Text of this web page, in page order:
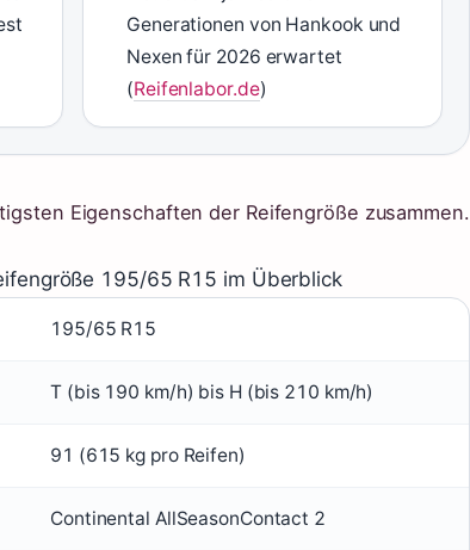
Generationen von Hankook und
Nexen für 2026 erwartet
(Reifenlabor.de)
Eigenschaften der Reifengröße zusammen.
195/65 R15 im Überblick
195/65 R15
T (bis 190 km/h) bis H (bis 210 km/h)
91 (615 kg pro Reifen)
Continental AllSeasonContact 2